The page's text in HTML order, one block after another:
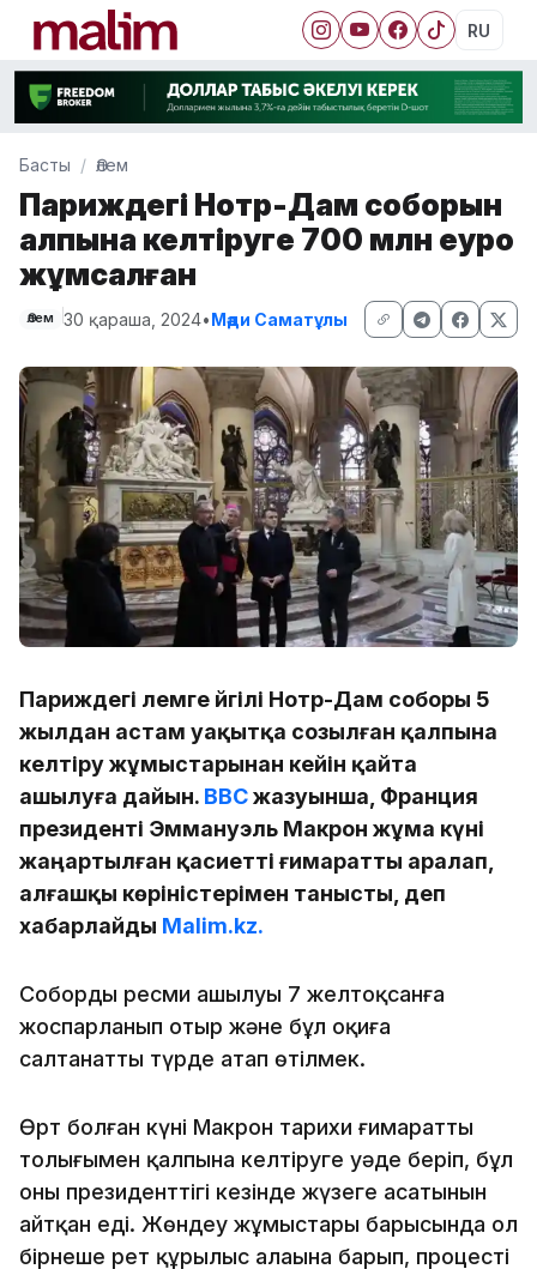
RU
Басты Әлем
Париждегі Нотр-Дам соборын
қалпына келтіруге 700 млн еуро
жұмсалған
Әлем 30 қараша, 2024•Мәди Саматұлы
Париждегі әлемге әйгілі Нотр-Дам соборы 5
жылдан астам уақытқа созылған қалпына
келтіру жұмыстарынан кейін қайта
ашылуға дайын. BBCжазуынша, Франция
президенті Эммануэль Макрон жұма күні
жаңартылған қасиетті ғимаратты аралап,
алғашқы көріністерімен танысты, деп
хабарлайды Malim.kz.
Собордың ресми ашылуы 7 желтоқсанға
жоспарланып отыр және бұл оқиға
салтанатты түрде атап өтілмек.
Өрт болған күні Макрон тарихи ғимаратты
толығымен қалпына келтіруге уәде беріп, бұл
оның президенттігі кезінде жүзеге асатынын
айтқан еді. Жөндеу жұмыстары барысында ол
бірнеше рет құрылыс алаңына барып, процесті